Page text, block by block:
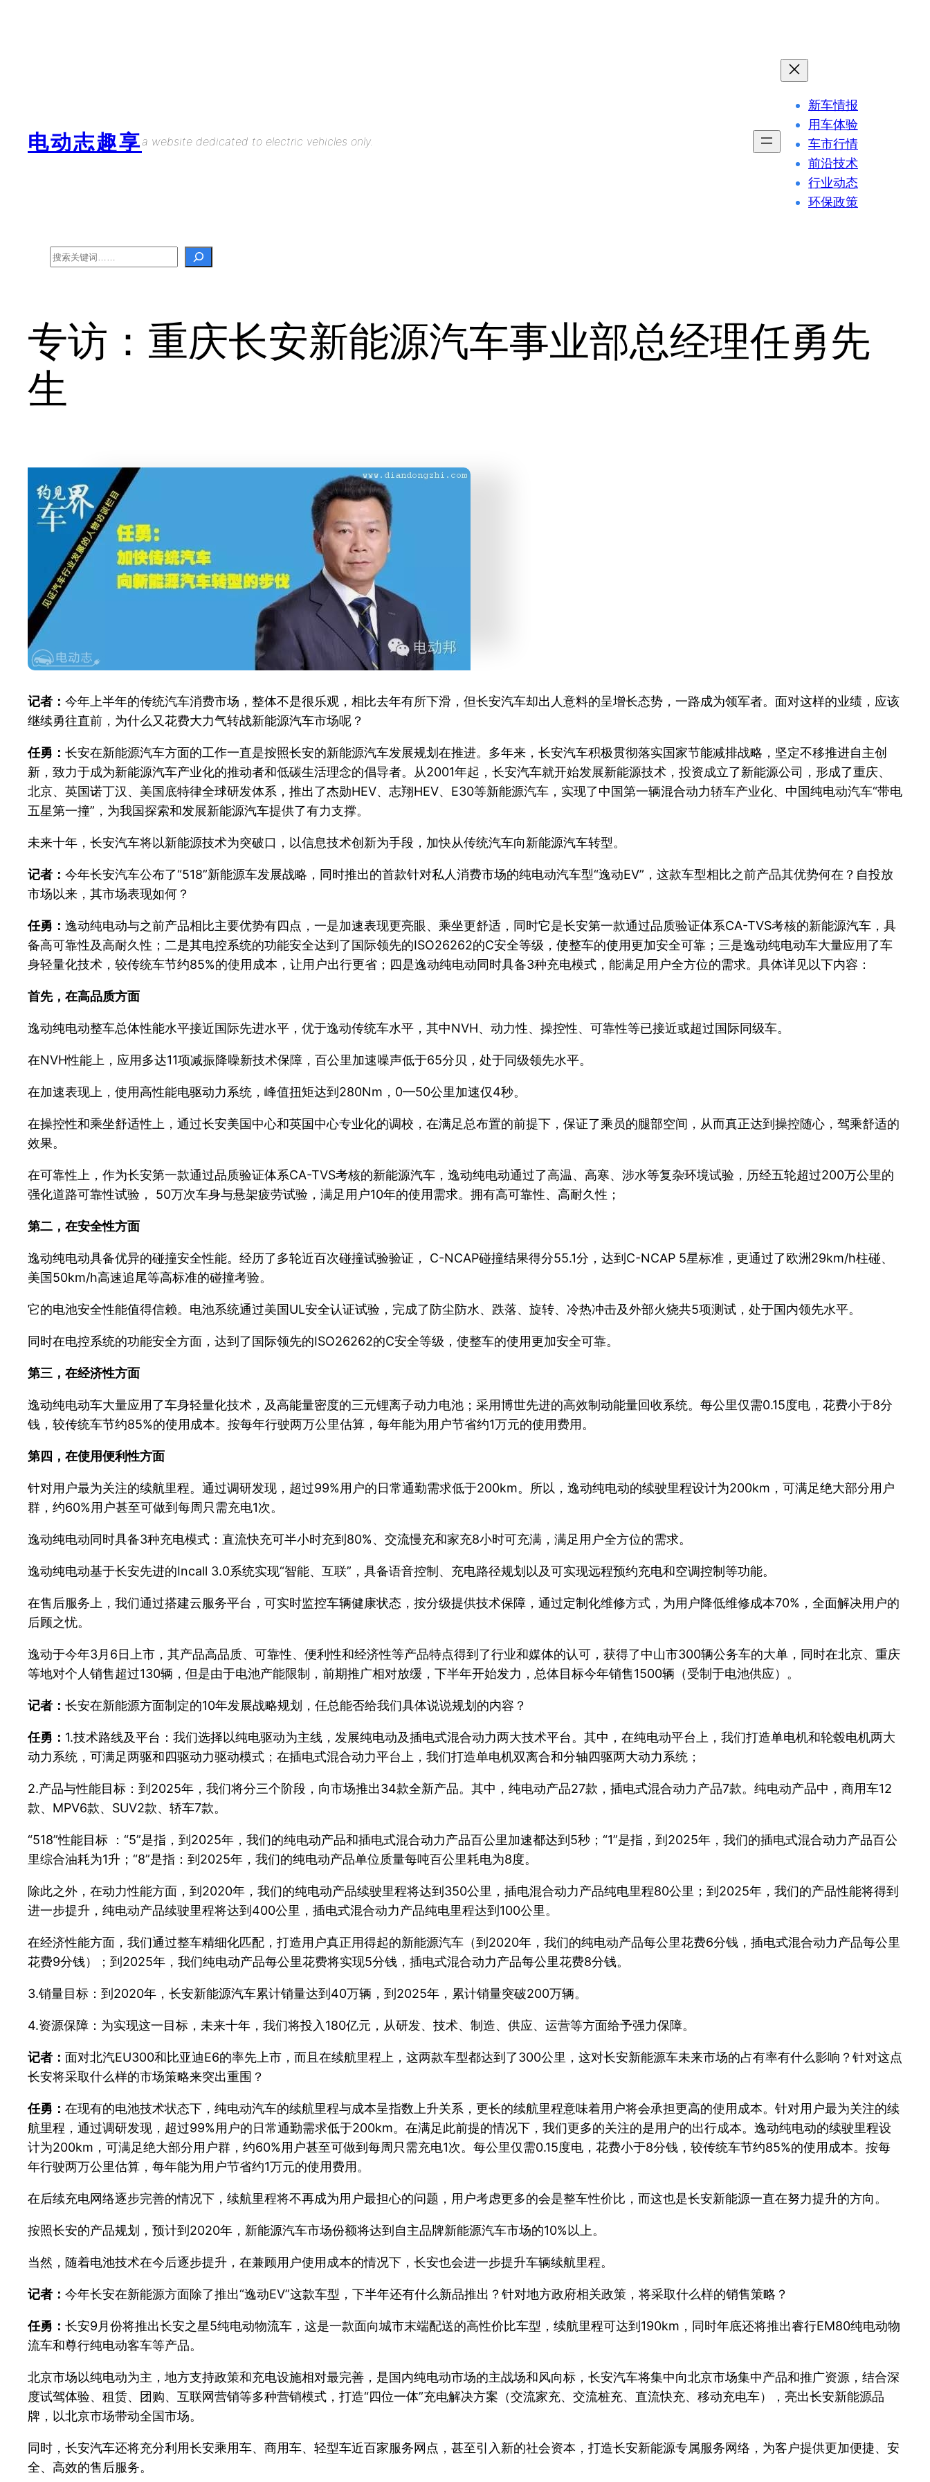
电动志趣享a website dedicated to electric vehicles only.
新车情报
用车体验
车市行情
前沿技术
行业动态
环保政策
Search
专访：重庆长安新能源汽车事业部总经理任勇先
生
记者： 今年上半年的传统汽车消费市场，整体不是很乐观，相比去年有所下滑，但长安汽车却出人意料的呈增长态势，一路成为领军者。面对这样的业绩，应该
继续勇往直前，为什么又花费大力气转战新能源汽车市场呢？
任勇： 长安在新能源汽车方面的工作一直是按照长安的新能源汽车发展规划在推进。多年来，长安汽车积极贯彻落实国家节能减排战略，坚定不移推进自主创
新，致力于成为新能源汽车产业化的推动者和低碳生活理念的倡导者。从2001年起，长安汽车就开始发展新能源技术，投资成立了新能源公司，形成了重庆、
北京、英国诺丁汉、美国底特律全球研发体系，推出了杰勋HEV、志翔HEV、E30等新能源汽车，实现了中国第一辆混合动力轿车产业化、中国纯电动汽车“带电
五星第一撞”，为我国探索和发展新能源汽车提供了有力支撑。
未来十年，长安汽车将以新能源技术为突破口，以信息技术创新为手段，加快从传统汽车向新能源汽车转型。
记者： 今年长安汽车公布了“518”新能源车发展战略，同时推出的首款针对私人消费市场的纯电动汽车型“逸动EV”，这款车型相比之前产品其优势何在？自投放
市场以来，其市场表现如何？
任勇： 逸动纯电动与之前产品相比主要优势有四点，一是加速表现更亮眼、乘坐更舒适，同时它是长安第一款通过品质验证体系CA-TVS考核的新能源汽车，具
备高可靠性及高耐久性；二是其电控系统的功能安全达到了国际领先的ISO26262的C安全等级，使整车的使用更加安全可靠；三是逸动纯电动车大量应用了车
身轻量化技术，较传统车节约85%的使用成本，让用户出行更省；四是逸动纯电动同时具备3种充电模式，能满足用户全方位的需求。具体详见以下内容：
首先，在高品质方面
逸动纯电动整车总体性能水平接近国际先进水平，优于逸动传统车水平，其中NVH、动力性、操控性、可靠性等已接近或超过国际同级车。
在NVH性能上，应用多达11项减振降噪新技术保障，百公里加速噪声低于65分贝，处于同级领先水平。
在加速表现上，使用高性能电驱动力系统，峰值扭矩达到280Nm，0—50公里加速仅4秒。
在操控性和乘坐舒适性上，通过长安美国中心和英国中心专业化的调校，在满足总布置的前提下，保证了乘员的腿部空间，从而真正达到操控随心，驾乘舒适的
效果。
在可靠性上，作为长安第一款通过品质验证体系CA-TVS考核的新能源汽车，逸动纯电动通过了高温、高寒、涉水等复杂环境试验，历经五轮超过200万公里的
强化道路可靠性试验， 50万次车身与悬架疲劳试验，满足用户10年的使用需求。拥有高可靠性、高耐久性；
第二，在安全性方面
逸动纯电动具备优异的碰撞安全性能。经历了多轮近百次碰撞试验验证， C-NCAP碰撞结果得分55.1分，达到C-NCAP 5星标准，更通过了欧洲29km/h柱碰、
美国50km/h高速追尾等高标准的碰撞考验。
它的电池安全性能值得信赖。电池系统通过美国UL安全认证试验，完成了防尘防水、跌落、旋转、冷热冲击及外部火烧共5项测试，处于国内领先水平。
同时在电控系统的功能安全方面，达到了国际领先的ISO26262的C安全等级，使整车的使用更加安全可靠。
第三，在经济性方面
逸动纯电动车大量应用了车身轻量化技术，及高能量密度的三元锂离子动力电池；采用博世先进的高效制动能量回收系统。每公里仅需0.15度电，花费小于8分
钱，较传统车节约85%的使用成本。按每年行驶两万公里估算，每年能为用户节省约1万元的使用费用。
第四，在使用便利性方面
针对用户最为关注的续航里程。通过调研发现，超过99%用户的日常通勤需求低于200km。所以，逸动纯电动的续驶里程设计为200km，可满足绝大部分用户
群，约60%用户甚至可做到每周只需充电1次。
逸动纯电动同时具备3种充电模式：直流快充可半小时充到80%、交流慢充和家充8小时可充满，满足用户全方位的需求。
逸动纯电动基于长安先进的Incall 3.0系统实现“智能、互联”，具备语音控制、充电路径规划以及可实现远程预约充电和空调控制等功能。
在售后服务上，我们通过搭建云服务平台，可实时监控车辆健康状态，按分级提供技术保障，通过定制化维修方式，为用户降低维修成本70%，全面解决用户的
后顾之忧。
逸动于今年3月6日上市，其产品高品质、可靠性、便利性和经济性等产品特点得到了行业和媒体的认可，获得了中山市300辆公务车的大单，同时在北京、重庆
等地对个人销售超过130辆，但是由于电池产能限制，前期推广相对放缓，下半年开始发力，总体目标今年销售1500辆（受制于电池供应）。
记者： 长安在新能源方面制定的10年发展战略规划，任总能否给我们具体说说规划的内容？
任勇： 1.技术路线及平台：我们选择以纯电驱动为主线，发展纯电动及插电式混合动力两大技术平台。其中，在纯电动平台上，我们打造单电机和轮毂电机两大
动力系统，可满足两驱和四驱动力驱动模式；在插电式混合动力平台上，我们打造单电机双离合和分轴四驱两大动力系统；
2.产品与性能目标：到2025年，我们将分三个阶段，向市场推出34款全新产品。其中，纯电动产品27款，插电式混合动力产品7款。纯电动产品中，商用车12
款、MPV6款、SUV2款、轿车7款。
“518”性能目标 ：“5”是指，到2025年，我们的纯电动产品和插电式混合动力产品百公里加速都达到5秒；“1”是指，到2025年，我们的插电式混合动力产品百公
里综合油耗为1升；“8”是指：到2025年，我们的纯电动产品单位质量每吨百公里耗电为8度。
除此之外，在动力性能方面，到2020年，我们的纯电动产品续驶里程将达到350公里，插电混合动力产品纯电里程80公里；到2025年，我们的产品性能将得到
进一步提升，纯电动产品续驶里程将达到400公里，插电式混合动力产品纯电里程达到100公里。
在经济性能方面，我们通过整车精细化匹配，打造用户真正用得起的新能源汽车（到2020年，我们的纯电动产品每公里花费6分钱，插电式混合动力产品每公里
花费9分钱）；到2025年，我们纯电动产品每公里花费将实现5分钱，插电式混合动力产品每公里花费8分钱。
3.销量目标：到2020年，长安新能源汽车累计销量达到40万辆，到2025年，累计销量突破200万辆。
4.资源保障：为实现这一目标，未来十年，我们将投入180亿元，从研发、技术、制造、供应、运营等方面给予强力保障。
记者： 面对北汽EU300和比亚迪E6的率先上市，而且在续航里程上，这两款车型都达到了300公里，这对长安新能源车未来市场的占有率有什么影响？针对这点
长安将采取什么样的市场策略来突出重围？
任勇： 在现有的电池技术状态下，纯电动汽车的续航里程与成本呈指数上升关系，更长的续航里程意味着用户将会承担更高的使用成本。针对用户最为关注的续
航里程，通过调研发现，超过99%用户的日常通勤需求低于200km。在满足此前提的情况下，我们更多的关注的是用户的出行成本。逸动纯电动的续驶里程设
计为200km，可满足绝大部分用户群，约60%用户甚至可做到每周只需充电1次。每公里仅需0.15度电，花费小于8分钱，较传统车节约85%的使用成本。按每
年行驶两万公里估算，每年能为用户节省约1万元的使用费用。
在后续充电网络逐步完善的情况下，续航里程将不再成为用户最担心的问题，用户考虑更多的会是整车性价比，而这也是长安新能源一直在努力提升的方向。
按照长安的产品规划，预计到2020年，新能源汽车市场份额将达到自主品牌新能源汽车市场的10%以上。
当然，随着电池技术在今后逐步提升，在兼顾用户使用成本的情况下，长安也会进一步提升车辆续航里程。
记者： 今年长安在新能源方面除了推出“逸动EV”这款车型，下半年还有什么新品推出？针对地方政府相关政策，将采取什么样的销售策略？
任勇： 长安9月份将推出长安之星5纯电动物流车，这是一款面向城市末端配送的高性价比车型，续航里程可达到190km，同时年底还将推出睿行EM80纯电动物
流车和尊行纯电动客车等产品。
北京市场以纯电动为主，地方支持政策和充电设施相对最完善，是国内纯电动市场的主战场和风向标，长安汽车将集中向北京市场集中产品和推广资源，结合深
度试驾体验、租赁、团购、互联网营销等多种营销模式，打造“四位一体”充电解决方案（交流家充、交流桩充、直流快充、移动充电车），亮出长安新能源品
牌，以北京市场带动全国市场。
同时，长安汽车还将充分利用长安乘用车、商用车、轻型车近百家服务网点，甚至引入新的社会资本，打造长安新能源专属服务网络，为客户提供更加便捷、安
全、高效的售后服务。